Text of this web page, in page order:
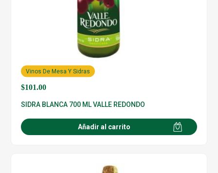
$101.00
Vinos De Mesa Y Sidras
SIDRA BLANCA 700 ML VALLE REDONDO
Añadir al carrito